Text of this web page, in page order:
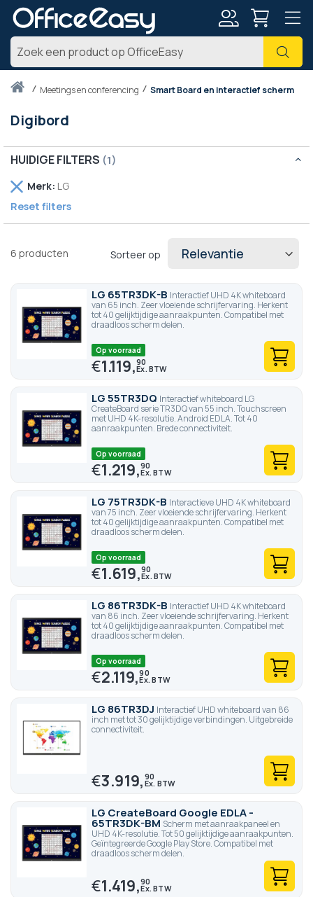
Zoek
Thuismeetings en conferencing Smart Board en interactief scherm
Digibord
6 producten Sorteer op
LG 65TR3DK-B Interactief UHD 4K whiteboard
van 65 inch. Zeer vloeiende schrijfervaring. Herkent
tot 40 gelijktijdige aanraakpunten. Compatibel met
draadloos scherm delen.
Op voorraad
€1.119,90
LG 55TR3DQ Interactief whiteboard LG
CreateBoard serie TR3DQ van 55 inch. Touchscreen
met UHD 4K-resolutie. Android EDLA. Tot 40
aanraakpunten. Brede connectiviteit.
Op voorraad
€1.219,90
LG 75TR3DK-B Interactieve UHD 4K whiteboard
van 75 inch. Zeer vloeiende schrijfervaring. Herkent
tot 40 gelijktijdige aanraakpunten. Compatibel met
draadloos scherm delen.
Op voorraad
€1.619,90
LG 86TR3DK-B Interactief UHD 4K whiteboard
van 86 inch. Zeer vloeiende schrijfervaring. Herkent
tot 40 gelijktijdige aanraakpunten. Compatibel met
draadloos scherm delen.
Op voorraad
€2.119,90
LG 86TR3DJ Interactief UHD whiteboard van 86
inch met tot 30 gelijktijdige verbindingen. Uitgebreide
connectiviteit.
€3.919,90
LG CreateBoard Google EDLA -
65TR3DK-BM Scherm met aanraakpaneel en
UHD 4K-resolutie. Tot 50 gelijktijdige aanraakpunten.
Geïntegreerde Google Play Store. Compatibel met
draadloos scherm delen.
€1.419,90
HUIDIGE FILTERS
Merk LG
dit
artikel
Reset filters